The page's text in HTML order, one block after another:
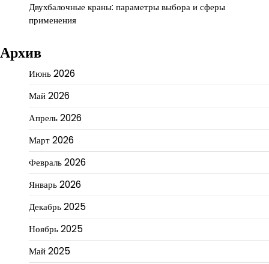
Двухбалочные краны: параметры выбора и сферы
применения
Архив
Июнь 2026
Май 2026
Апрель 2026
Март 2026
Февраль 2026
Январь 2026
Декабрь 2025
Ноябрь 2025
Май 2025